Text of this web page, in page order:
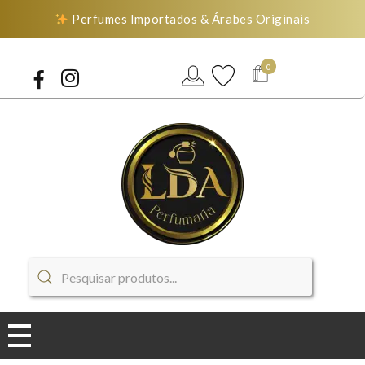
Perfumes Importados & Árabes Originais
0